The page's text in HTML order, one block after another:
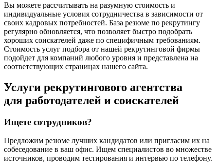
Вы можете рассчитывать на разумную стоимость и
индивидуальные условия сотрудничества в зависимости от
своих кадровых потребностей. База резюме по рекрутингу
регулярно обновляется, что позволяет быстро подобрать
хороших соискателей даже по специфичным требованиям.
Стоимость услуг подбора от нашей рекрутинговой фирмы
подойдет для компаний любого уровня и представлена на
соответствующих страницах нашего сайта.
Услуги рекрутингового агентства
для работодателей и соискателей
Ищете сотрудников?
Предложим резюме лучших кандидатов или пригласим их на
собеседование в ваш офис. Ищем специалистов во множестве
источников, проводим тестирования и интервью по телефону.